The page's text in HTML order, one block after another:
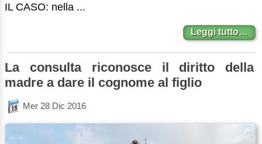
IL CASO: nella ...
Leggi tutto…
La consulta riconosce il diritto della
madre a dare il cognome al figlio
Mer 28 Dic 2016